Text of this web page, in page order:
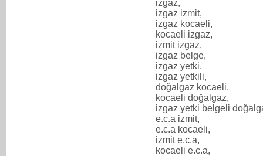
izgaz,
izgaz izmit,
izgaz kocaeli,
kocaeli izgaz,
izmit izgaz,
izgaz belge,
izgaz yetki,
izgaz yetkili,
doğalgaz kocaeli,
kocaeli doğalgaz,
izgaz yetki belgeli
e.c.a izmit,
e.c.a kocaeli,
izmit e.c.a,
kocaeli e.c.a,